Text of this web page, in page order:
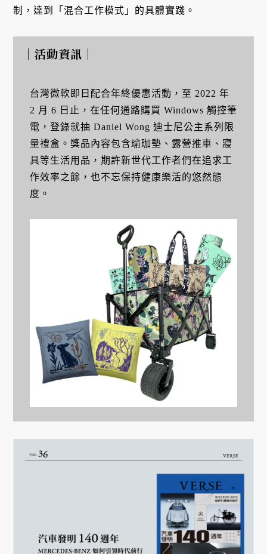
制，達到「混合工作模式」的具體實踐。
｜活動資訊｜
台灣微軟即日配合年終優惠活動，至 2022 年
2 月 6 日止，在任何通路購買 Windows 觸控筆
電，登錄就抽 Daniel Wong 迪士尼公主系列限
量禮盒。獎品內容包含瑜珈墊、露營推車、寢
具等生活用品，期許新世代工作者們在追求工
作效率之餘，也不忘保持健康樂活的悠然態
度。